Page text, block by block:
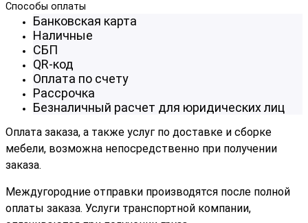
Способы оплаты
Банковская карта
Наличные
СБП
QR-код
Оплата по счету
Рассрочка
Безналичный расчет для юридических лиц
Оплата заказа, а также услуг по доставке и сборке
мебели, возможна непосредственно при получении
заказа.
Междугородние отправки производятся после полной
оплаты заказа. Услуги транспортной компании,